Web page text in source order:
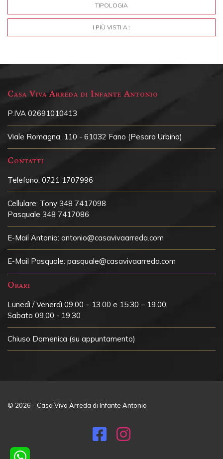
TIPOLOGIA
I PIÙ VISTI A :
Casa Viva Arreda di Infante Antonio
P.IVA 02691010413
Viale Romagna, 110 - 61032 Fano (Pesaro Urbino)
Contatti
Telefono: 0721 1707996
Cellulare: Tony 348 7417098
Pasquale 348 7417086
E-Mail Antonio: antonio@casavivaarreda.com
E-Mail Pasquale: pasquale@casavivaarreda.com
Orari
Lunedì / Venerdì 09.00 – 13.00 e 15.30 – 19.00
Sabato 09.00 - 19.30
Chiuso Domenica (su appuntamento)
© 2026 - Casa Viva Arreda di Infante Antonio